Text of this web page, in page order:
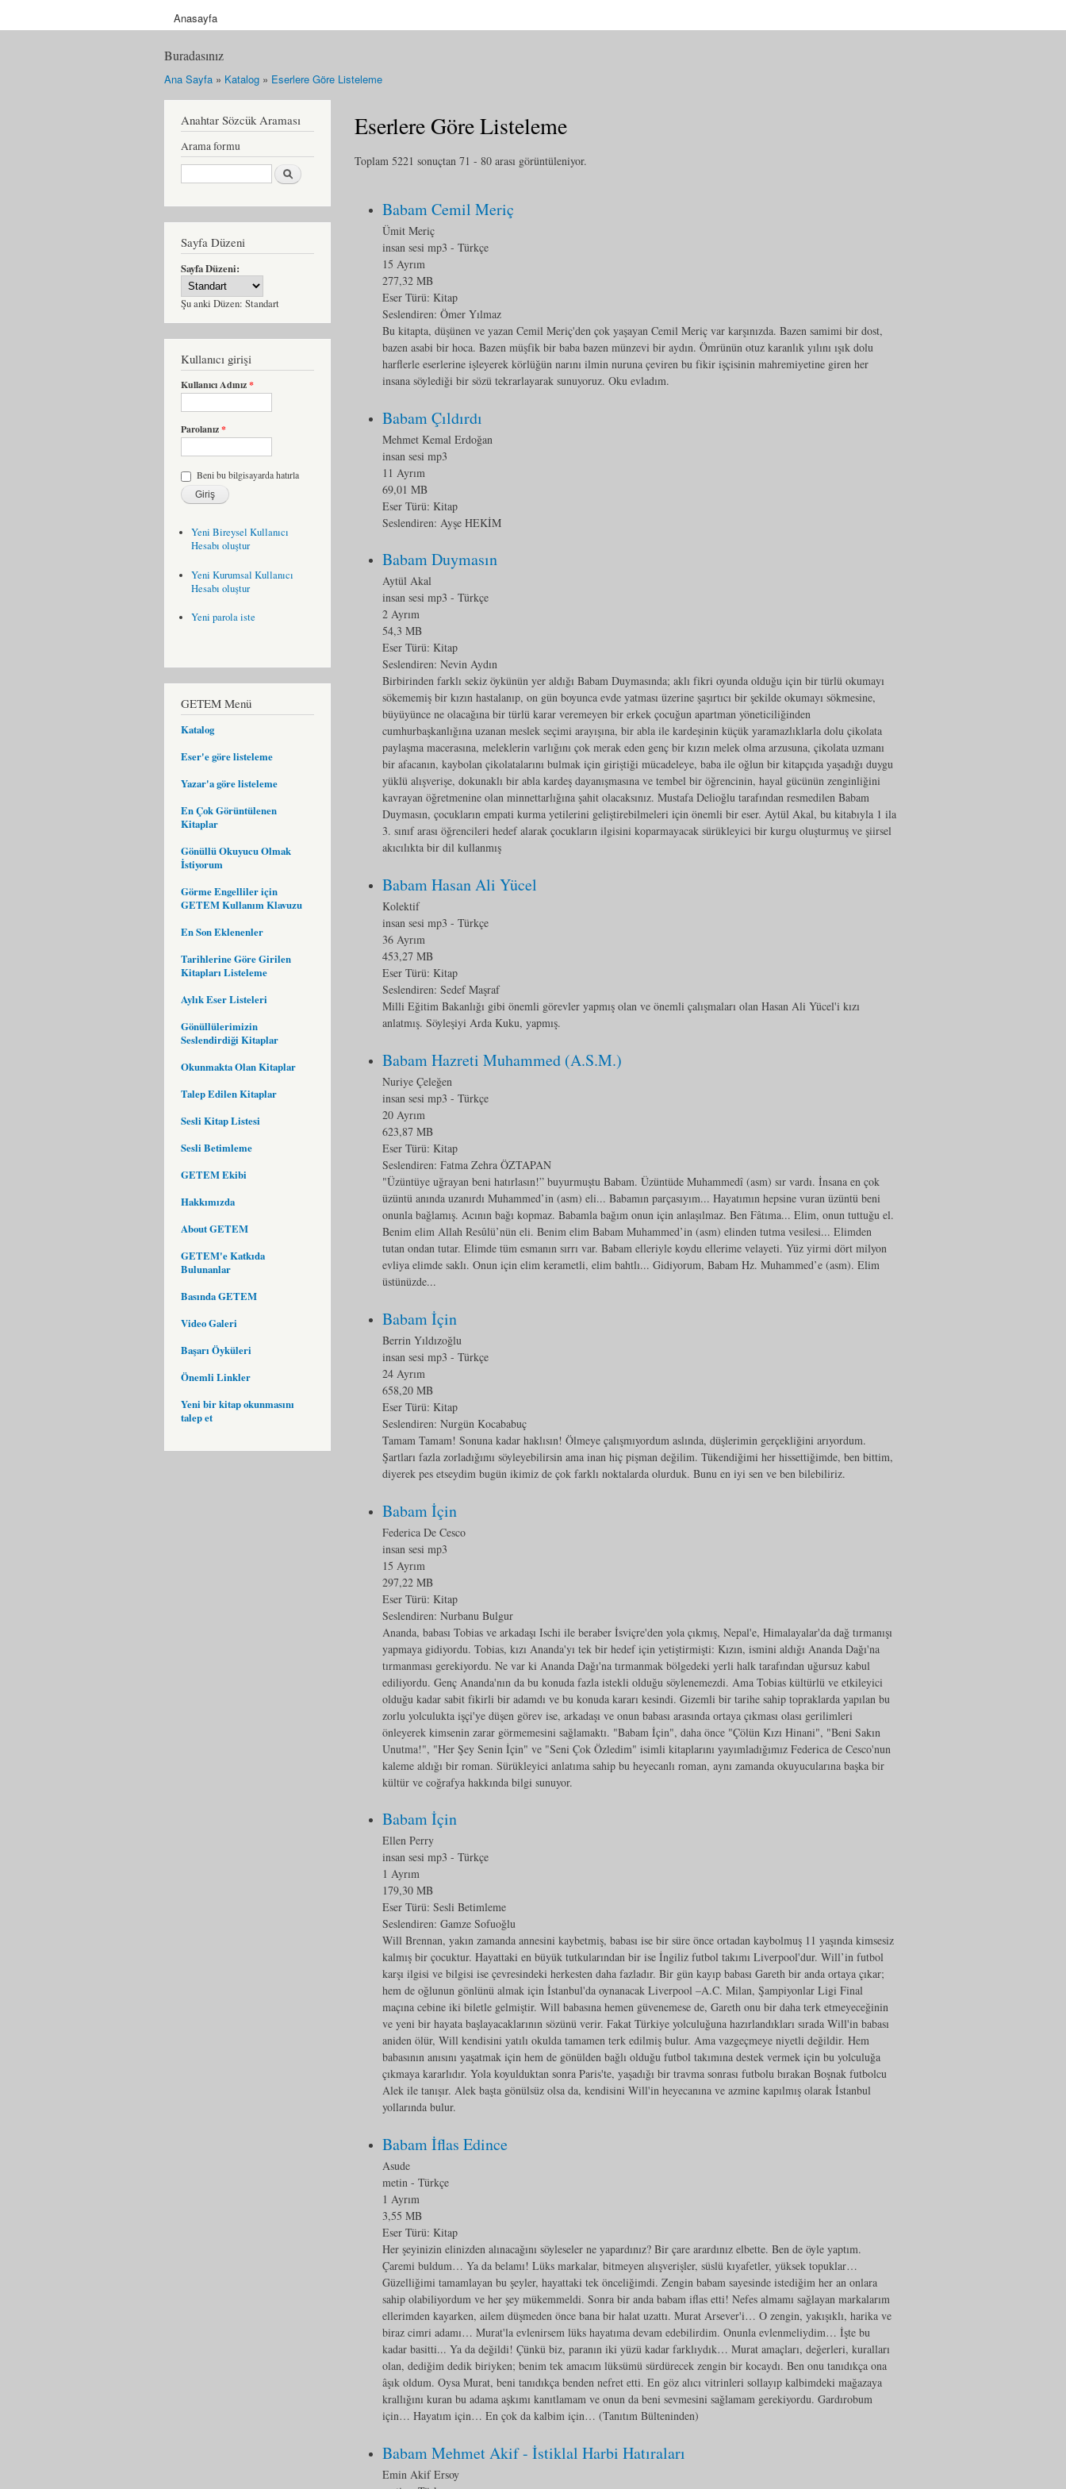
Anasayfa
Buradasınız
Ana Sayfa » Katalog » Eserlere Göre Listeleme
Anahtar Sözcük Araması
Arama formu
Ara
Sayfa Düzeni
Sayfa Düzeni:
Şu anki Düzen: Standart
Kullanıcı girişi
Kullanıcı Adınız*
Parolanız*
Beni bu bilgisayarda hatırla
Yeni Bireysel Kullanıcı
Hesabı oluştur
Yeni Kurumsal Kullanıcı
Hesabı oluştur
Yeni parola iste
GETEM Menü
Katalog
Eser'e göre listeleme
Yazar'a göre listeleme
En Çok Görüntülenen
Kitaplar
Gönüllü Okuyucu Olmak
İstiyorum
Görme Engelliler için
GETEM Kullanım Klavuzu
En Son Eklenenler
Tarihlerine Göre Girilen
Kitapları Listeleme
Aylık Eser Listeleri
Gönüllülerimizin
Seslendirdiği Kitaplar
Okunmakta Olan Kitaplar
Talep Edilen Kitaplar
Sesli Kitap Listesi
Sesli Betimleme
GETEM Ekibi
Hakkımızda
About GETEM
GETEM'e Katkıda
Bulunanlar
Basında GETEM
Video Galeri
Başarı Öyküleri
Önemli Linkler
Yeni bir kitap okunmasını
talep et
Eserlere Göre Listeleme
Toplam 5221 sonuçtan 71 - 80 arası görüntüleniyor.
Babam Cemil Meriç
Ümit Meriç
insan sesi mp3 - Türkçe
15 Ayrım
277,32 MB
Eser Türü: Kitap
Seslendiren: Ömer Yılmaz
Bu kitapta, düşünen ve yazan Cemil Meriç'den çok yaşayan Cemil Meriç var karşınızda. Bazen samimi bir dost,
bazen asabi bir hoca. Bazen müşfik bir baba bazen münzevi bir aydın. Ömrünün otuz karanlık yılını ışık dolu
harflerle eserlerine işleyerek körlüğün narını ilmin nuruna çeviren bu fikir işçisinin mahremiyetine giren her
insana söylediği bir sözü tekrarlayarak sunuyoruz. Oku evladım.
Babam Çıldırdı
Mehmet Kemal Erdoğan
insan sesi mp3
11 Ayrım
69,01 MB
Eser Türü: Kitap
Seslendiren: Ayşe HEKİM
Babam Duymasın
Aytül Akal
insan sesi mp3 - Türkçe
2 Ayrım
54,3 MB
Eser Türü: Kitap
Seslendiren: Nevin Aydın
Birbirinden farklı sekiz öykünün yer aldığı Babam Duymasında; aklı fikri oyunda olduğu için bir türlü okumayı
sökememiş bir kızın hastalanıp, on gün boyunca evde yatması üzerine şaşırtıcı bir şekilde okumayı sökmesine,
büyüyünce ne olacağına bir türlü karar veremeyen bir erkek çocuğun apartman yöneticiliğinden
cumhurbaşkanlığına uzanan meslek seçimi arayışına, bir abla ile kardeşinin küçük yaramazlıklarla dolu çikolata
paylaşma macerasına, meleklerin varlığını çok merak eden genç bir kızın melek olma arzusuna, çikolata uzmanı
bir afacanın, kaybolan çikolatalarını bulmak için giriştiği mücadeleye, baba ile oğlun bir kitapçıda yaşadığı duygu
yüklü alışverişe, dokunaklı bir abla kardeş dayanışmasına ve tembel bir öğrencinin, hayal gücünün zenginliğini
kavrayan öğretmenine olan minnettarlığına şahit olacaksınız. Mustafa Delioğlu tarafından resmedilen Babam
Duymasın, çocukların empati kurma yetilerini geliştirebilmeleri için önemli bir eser. Aytül Akal, bu kitabıyla 1 ila
3. sınıf arası öğrencileri hedef alarak çocukların ilgisini koparmayacak sürükleyici bir kurgu oluşturmuş ve şiirsel
akıcılıkta bir dil kullanmış
Babam Hasan Ali Yücel
Kolektif
insan sesi mp3 - Türkçe
36 Ayrım
453,27 MB
Eser Türü: Kitap
Seslendiren: Sedef Maşraf
Milli Eğitim Bakanlığı gibi önemli görevler yapmış olan ve önemli çalışmaları olan Hasan Ali Yücel'i kızı
anlatmış. Söyleşiyi Arda Kuku, yapmış.
Babam Hazreti Muhammed (A.S.M.)
Nuriye Çeleğen
insan sesi mp3 - Türkçe
20 Ayrım
623,87 MB
Eser Türü: Kitap
Seslendiren: Fatma Zehra ÖZTAPAN
"Üzüntüye uğrayan beni hatırlasın!” buyurmuştu Babam. Üzüntüde Muhammedî (asm) sır vardı. İnsana en çok
üzüntü anında uzanırdı Muhammed’in (asm) eli... Babamın parçasıyım... Hayatımın hepsine vuran üzüntü beni
onunla bağlamış. Acının bağı kopmaz. Babamla bağım onun için anlaşılmaz. Ben Fâtıma... Elim, onun tuttuğu el.
Benim elim Allah Resûlü’nün eli. Benim elim Babam Muhammed’in (asm) elinden tutma vesilesi... Elimden
tutan ondan tutar. Elimde tüm esmanın sırrı var. Babam elleriyle koydu ellerime velayeti. Yüz yirmi dört milyon
evliya elimde saklı. Onun için elim kerametli, elim bahtlı... Gidiyorum, Babam Hz. Muhammed’e (asm). Elim
üstünüzde...
Babam İçin
Berrin Yıldızoğlu
insan sesi mp3 - Türkçe
24 Ayrım
658,20 MB
Eser Türü: Kitap
Seslendiren: Nurgün Kocababuç
Tamam Tamam! Sonuna kadar haklısın! Ölmeye çalışmıyordum aslında, düşlerimin gerçekliğini arıyordum.
Şartları fazla zorladığımı söyleyebilirsin ama inan hiç pişman değilim. Tükendiğimi her hissettiğimde, ben bittim,
diyerek pes etseydim bugün ikimiz de çok farklı noktalarda olurduk. Bunu en iyi sen ve ben bilebiliriz.
Babam İçin
Federica De Cesco
insan sesi mp3
15 Ayrım
297,22 MB
Eser Türü: Kitap
Seslendiren: Nurbanu Bulgur
Ananda, babası Tobias ve arkadaşı Ischi ile beraber İsviçre'den yola çıkmış, Nepal'e, Himalayalar'da dağ tırmanışı
yapmaya gidiyordu. Tobias, kızı Ananda'yı tek bir hedef için yetiştirmişti: Kızın, ismini aldığı Ananda Dağı'na
tırmanması gerekiyordu. Ne var ki Ananda Dağı'na tırmanmak bölgedeki yerli halk tarafından uğursuz kabul
ediliyordu. Genç Ananda'nın da bu konuda fazla istekli olduğu söylenemezdi. Ama Tobias kültürlü ve etkileyici
olduğu kadar sabit fikirli bir adamdı ve bu konuda kararı kesindi. Gizemli bir tarihe sahip topraklarda yapılan bu
zorlu yolculukta işçi'ye düşen görev ise, arkadaşı ve onun babası arasında ortaya çıkması olası gerilimleri
önleyerek kimsenin zarar görmemesini sağlamaktı. "Babam İçin", daha önce "Çölün Kızı Hinani", "Beni Sakın
Unutma!", "Her Şey Senin İçin" ve "Seni Çok Özledim" isimli kitaplarını yayımladığımız Federica de Cesco'nun
kaleme aldığı bir roman. Sürükleyici anlatıma sahip bu heyecanlı roman, aynı zamanda okuyucularına başka bir
kültür ve coğrafya hakkında bilgi sunuyor.
Babam İçin
Ellen Perry
insan sesi mp3 - Türkçe
1 Ayrım
179,30 MB
Eser Türü: Sesli Betimleme
Seslendiren: Gamze Sofuoğlu
Will Brennan, yakın zamanda annesini kaybetmiş, babası ise bir süre önce ortadan kaybolmuş 11 yaşında kimsesiz
kalmış bir çocuktur. Hayattaki en büyük tutkularından bir ise İngiliz futbol takımı Liverpool'dur. Will’in futbol
karşı ilgisi ve bilgisi ise çevresindeki herkesten daha fazladır. Bir gün kayıp babası Gareth bir anda ortaya çıkar;
hem de oğlunun gönlünü almak için İstanbul'da oynanacak Liverpool –A.C. Milan, Şampiyonlar Ligi Final
maçına cebine iki biletle gelmiştir. Will babasına hemen güvenemese de, Gareth onu bir daha terk etmeyeceğinin
ve yeni bir hayata başlayacaklarının sözünü verir. Fakat Türkiye yolculuğuna hazırlandıkları sırada Will'in babası
aniden ölür, Will kendisini yatılı okulda tamamen terk edilmiş bulur. Ama vazgeçmeye niyetli değildir. Hem
babasının anısını yaşatmak için hem de gönülden bağlı olduğu futbol takımına destek vermek için bu yolculuğa
çıkmaya kararlıdır. Yola koyulduktan sonra Paris'te, yaşadığı bir travma sonrası futbolu bırakan Boşnak futbolcu
Alek ile tanışır. Alek başta gönülsüz olsa da, kendisini Will'in heyecanına ve azmine kapılmış olarak İstanbul
yollarında bulur.
Babam İflas Edince
Asude
metin - Türkçe
1 Ayrım
3,55 MB
Eser Türü: Kitap
Her şeyinizin elinizden alınacağını söyleseler ne yapardınız? Bir çare arardınız elbette. Ben de öyle yaptım.
Çaremi buldum… Ya da belamı! Lüks markalar, bitmeyen alışverişler, süslü kıyafetler, yüksek topuklar…
Güzelliğimi tamamlayan bu şeyler, hayattaki tek önceliğimdi. Zengin babam sayesinde istediğim her an onlara
sahip olabiliyordum ve her şey mükemmeldi. Sonra bir anda babam iflas etti! Nefes almamı sağlayan markalarım
ellerimden kayarken, ailem düşmeden önce bana bir halat uzattı. Murat Arsever'i… O zengin, yakışıklı, harika ve
biraz cimri adamı… Murat'la evlenirsem lüks hayatıma devam edebilirdim. Onunla evlenmeliydim… İşte bu
kadar basitti... Ya da değildi! Çünkü biz, paranın iki yüzü kadar farklıydık… Murat amaçları, değerleri, kuralları
olan, dediğim dedik biriyken; benim tek amacım lüksümü sürdürecek zengin bir kocaydı. Ben onu tanıdıkça ona
âşık oldum. Oysa Murat, beni tanıdıkça benden nefret etti. En göz alıcı vitrinleri sollayıp kalbimdeki mağazaya
krallığını kuran bu adama aşkımı kanıtlamam ve onun da beni sevmesini sağlamam gerekiyordu. Gardırobum
için… Hayatım için… En çok da kalbim için… (Tanıtım Bülteninden)
Babam Mehmet Akif - İstiklal Harbi Hatıraları
Emin Akif Ersoy